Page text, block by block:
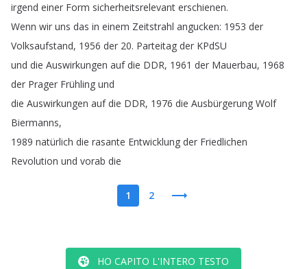
irgend einer Form sicherheitsrelevant erschienen.
Wenn wir uns das in einem Zeitstrahl angucken: 1953 der
Volksaufstand, 1956 der 20. Parteitag der KPdSU
und die Auswirkungen auf die DDR, 1961 der Mauerbau, 1968
der Prager Frühling und
die Auswirkungen auf die DDR, 1976 die Ausbürgerung Wolf
Biermanns,
1989 natürlich die rasante Entwicklung der Friedlichen
Revolution und vorab die
1 2
HO CAPITO L'INTERO TESTO